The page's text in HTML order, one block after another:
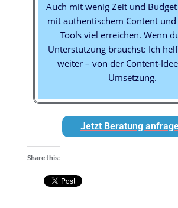
Auch mit wenig Zeit und
mit authentischem Content
Tools viel erreichen. Wenn
Unterstützung brauchst: Ich
weiter – von der Content-
Umsetzung.
Jetzt Beratung
Share this: